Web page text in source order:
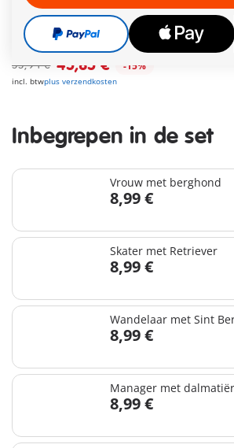
Leveringstermijn op dit moment 3
Gratis verzending vanaf €30
53,94 € 45,85 € -15%
incl. btwplus verzendkosten
Inbegrepen in de set
Vrouw met berghond
8,99 €
Skater met Retriever
8,99 €
Wandelaar met Sint
8,99 €
Manager met dalmatiër
8,99 €